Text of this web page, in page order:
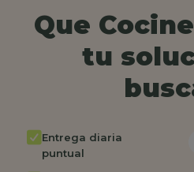
Que
tu
Entrega diaria
puntual